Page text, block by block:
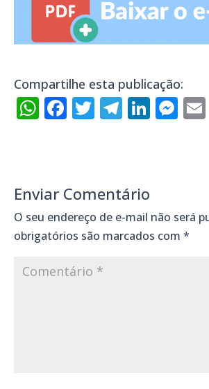
Compartilhe esta publicação:
WhatsApp
Facebook
Twitter
Telegram
Enviar Comentário
O seu endereço de e-mail não será
obrigatórios são marcados com *